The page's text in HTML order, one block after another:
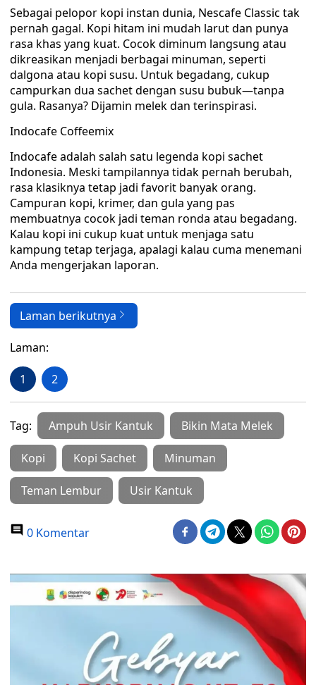
Sebagai pelopor kopi instan dunia, Nescafe Classic tak
pernah gagal. Kopi hitam ini mudah larut dan punya
rasa khas yang kuat. Cocok diminum langsung atau
dikreasikan menjadi berbagai minuman, seperti
dalgona atau kopi susu. Untuk begadang, cukup
campurkan dua sachet dengan susu bubuk—tanpa
gula. Rasanya? Dijamin melek dan terinspirasi.
Indocafe Coffeemix
Indocafe adalah salah satu legenda kopi sachet
Indonesia. Meski tampilannya tidak pernah berubah,
rasa klasiknya tetap jadi favorit banyak orang.
Campuran kopi, krimer, dan gula yang pas
membuatnya cocok jadi teman ronda atau begadang.
Kalau kopi ini cukup kuat untuk menjaga satu
kampung tetap terjaga, apalagi kalau cuma menemani
Anda mengerjakan laporan.
Laman berikutnya
Laman:
1 2
Tag: Ampuh Usir Kantuk Bikin Mata Melek
Kopi Kopi Sachet Minuman
Teman Lembur Usir Kantuk
0 Komentar